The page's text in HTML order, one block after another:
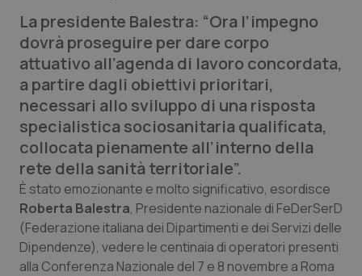
QS Pro
Professionisti Sanitari.AI
Abruzzo
Basilicata
Calabria
Campania
QS Pro Gold
Artrite & artrosi
Asma & BPCO
Car-T
QS Club Newsletter
La presidente Balestra: “Ora l’impegno
dovrà proseguire per dare corpo
attuativo all’agenda di lavoro concordata,
a partire dagli obiettivi prioritari,
necessari allo sviluppo di una risposta
specialistica sociosanitaria qualificata,
collocata pienamente all’interno della
rete della sanità territoriale”.
È stato emozionante e molto significativo, esordisce
Roberta Balestra, Presidente nazionale di FeDerSerD
(Federazione italiana dei Dipartimenti e dei Servizi delle
Dipendenze), vedere le centinaia di operatori presenti
alla Conferenza Nazionale del 7 e 8 novembre a Roma